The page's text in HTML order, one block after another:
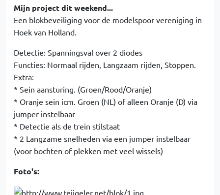
Mijn project dit weekend...
Een blokbeveiliging voor de modelspoor vereniging in
Hoek van Holland.
Detectie: Spanningsval over 2 diodes
Functies: Normaal rijden, Langzaam rijden, Stoppen.
Extra:
* Sein aansturing. (Groen/Rood/Oranje)
* Oranje sein icm. Groen (NL) of alleen Oranje (D) via
jumper instelbaar
* Detectie als de trein stilstaat
* 2 Langzame snelheden via een jumper instelbaar
(voor bochten of plekken met veel wissels)
Foto's: